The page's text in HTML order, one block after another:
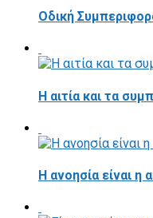
Οδική
Η αιτία και τα
Η ανοησία είναι η